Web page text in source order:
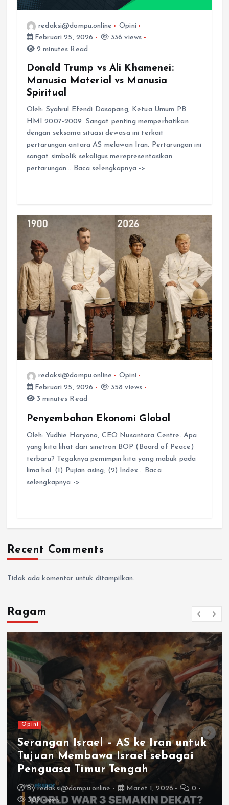
redaksi@dompu.online
Opini
Februari 25, 2026
336 views
2 minutes Read
Donald Trump vs Ali Khamenei:
Manusia Material vs Manusia
Spiritual
Oleh: Syahrul Efendi Dasopang, Ketua Umum PB
HMI 2007-2009. Sangat penting memperhatikan
dengan seksama situasi dewasa ini terkait
pertarungan antara AS melawan Iran. Pertarungan ini
sangat simbolik sekaligus merepresentasikan
pertarungan… Baca selengkapnya ->
redaksi@dompu.online
Opini
Februari 25, 2026
358 views
3 minutes Read
Penyembahan Ekonomi Global
Oleh: Yudhie Haryono, CEO Nusantara Centre. Apa
yang kita lihat dari sinetron BOP (Board of Peace)
terbaru? Tegaknya pemimpin kita yang mabuk pada
lima hal: (1) Pujian asing; (2) Index… Baca
selengkapnya ->
Recent Comments
Tidak ada komentar untuk ditampilkan.
Ragam
Opini
Di Ambang Eskalasi: Mengukur
Arah Konflik Israel–Iran
Byredaksi@dompu.online Maret 1, 2026
0
351 views